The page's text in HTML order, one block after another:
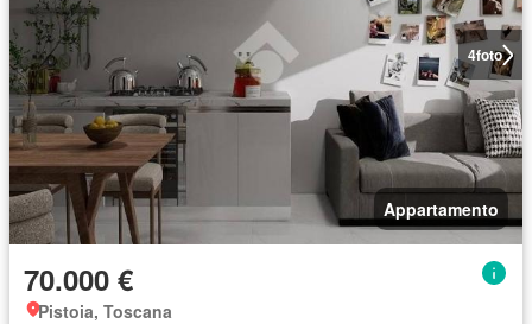
4foto
Appartamento
70.000 €
Pistoia, Toscana